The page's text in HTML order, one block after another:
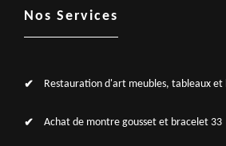
Nos Services
Restauration d'art meubles, tableaux et
Achat de montre gousset et bracelet 33